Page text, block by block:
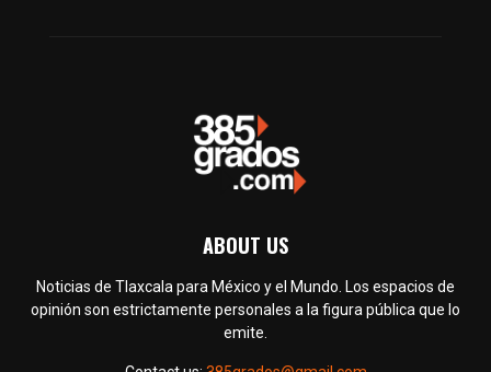
ABOUT US
Noticias de Tlaxcala para México y el Mundo. Los espacios de
opinión son estrictamente personales a la figura pública que lo
emite.